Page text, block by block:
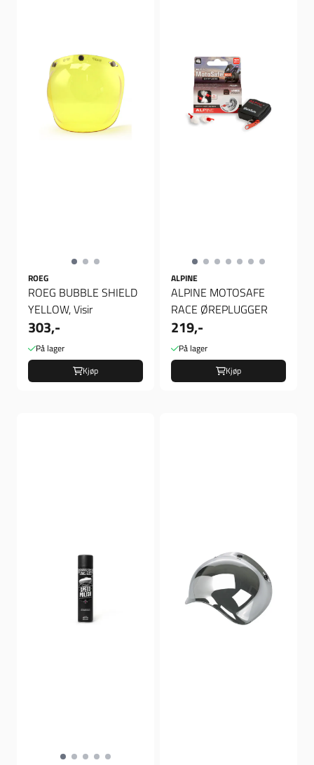
ROEG
ROEG BUBBLE SHIELD
YELLOW, Visir
303,-
På lager
Kjøp
ALPINE
ALPINE MOTOSAFE
RACE ØREPLUGGER
219,-
På lager
Kjøp